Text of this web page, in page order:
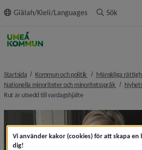
innehållet
Giälah/Kieli/Languages Sök
Startsida Kommun och politik nivå iMänskliga
Nationella minoriteter och minoritetsspråk nivå i
Rut är utsedd till vardagshjältenivå i
Vi använder kakor (cookies) för att skapa
dig!